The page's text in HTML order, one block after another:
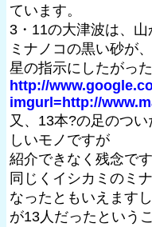
ています。
3・11の大津波は、
ミナノコの黒い砂が
星の指示にしたがっ
http://
imgurl=http://
又、13本?の足のつ
しいモノですが
紹介できなく残念です
同じくイシカミのミ
なったともいえます
が13人だったという